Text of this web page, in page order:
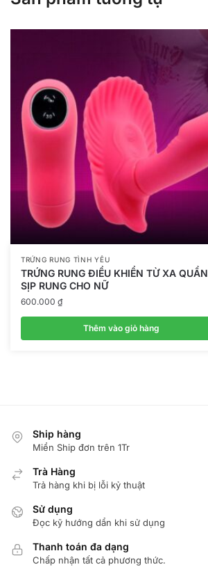
TRỨNG RUNG TÌNH YÊU
TRỨNG RUNG ĐIỀU KHIỂN TỪ XA QUẦN
SỊP RUNG CHO NỮ
600.000 ₫
Thêm vào giỏ hàng
Ship hàng
Miển Ship đơn trên 1Tr
Trà Hàng
Trả hàng khi bị lỗi kỷ thuật
Sử dụng
Đọc kỹ hướng dẩn khi sử dụng
Thanh toán đa dạng
Chấp nhận tất cả phương thức.